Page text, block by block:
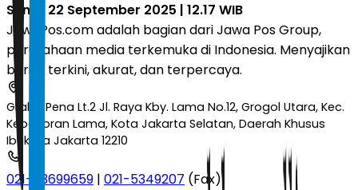
Senin, 22 September 2025 | 12.17 WIB
JawaPos.com adalah bagian dari Jawa Pos Group,
perusahaan media terkemuka di Indonesia. Menyajikan
berita terkini, akurat, dan terpercaya.
Graha Pena Lt.2 Jl. Raya Kby. Lama No.12, Grogol Utara, Kec.
Kebayoran Lama, Kota Jakarta Selatan, Daerah Khusus
Ibukota Jakarta 12210
021-53699659 | 021-5349207 (Fax)